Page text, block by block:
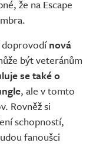
že na Escape
doprovodínová
být veteránům
se také o
, ale v tomto
Rovněž si
schopností,
fanoušci